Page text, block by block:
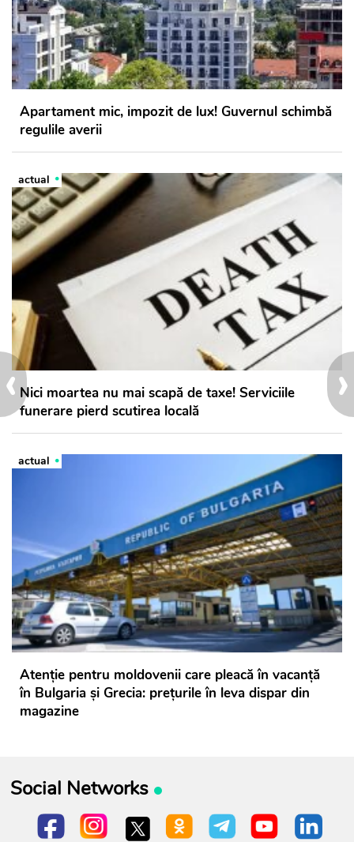
›
‹
Apartament mic, impozit de lux! Guvernul schimbă
regulile averii
actual
Nici moartea nu mai scapă de taxe! Serviciile
funerare pierd scutirea locală
actual
Atenție pentru moldovenii care pleacă în vacanță
în Bulgaria și Grecia: prețurile în leva dispar din
magazine
Social Networks